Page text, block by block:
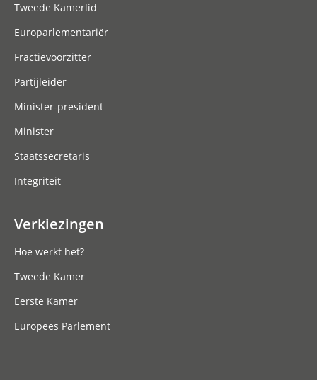
Tweede Kamerlid
Europarlementariër
Fractievoorzitter
Partijleider
Minister-president
Minister
Staatssecretaris
Integriteit
Verkiezingen
Hoe werkt het?
Tweede Kamer
Eerste Kamer
Europees Parlement